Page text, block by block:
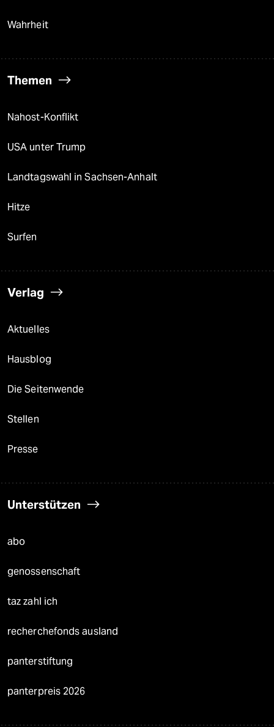
Wahrheit
Themen
Nahost-Konflikt
USA unter Trump
Landtagswahl in Sachsen-Anhalt
Hitze
Surfen
Verlag
Aktuelles
Hausblog
Die Seitenwende
Stellen
Presse
Unterstützen
abo
genossenschaft
taz zahl ich
recherchefonds ausland
panterstiftung
panterpreis 2026